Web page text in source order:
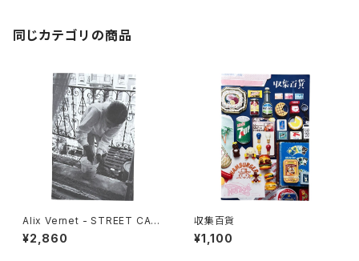
同じカテゴリの商品
Alix Vernet - STREET CAS
TS
¥2,860
収集百貨
¥1,100